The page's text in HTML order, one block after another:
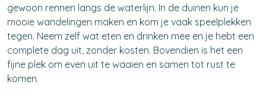
gewoon rennen langs de waterlijn. In de duinen kun je
mooie wandelingen maken en kom je vaak speelplekken
tegen. Neem zelf wat eten en drinken mee en je hebt een
complete dag uit, zonder kosten. Bovendien is het een
fijne plek om even uit te waaien en samen tot rust te
komen.